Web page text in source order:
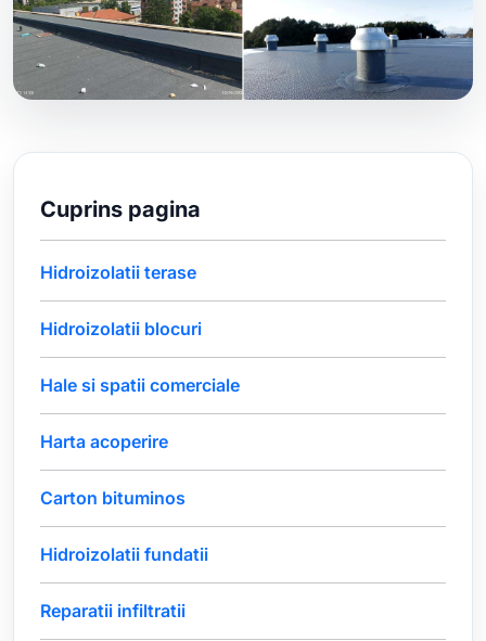
Cuprins pagina
Hidroizolatii terase
Hidroizolatii blocuri
Hale si spatii comerciale
Harta acoperire
Carton bituminos
Hidroizolatii fundatii
Reparatii infiltratii